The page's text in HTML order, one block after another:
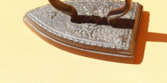
Antikes Bügeleisen aus
Gusseisen #28 | Allerlei
Allerlei Antiquität